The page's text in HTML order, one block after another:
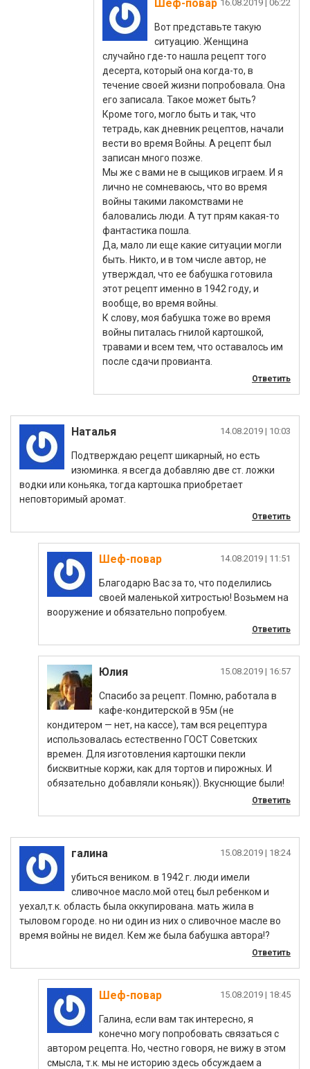
Шеф-повар
Вот представьте такую
ситуацию. Женщина
случайно где-то нашла рецепт того
десерта, который она когда-то, в
течение своей жизни попробовала. Она
его записала. Такое может быть?
Кроме того, могло быть и так, что
тетрадь, как дневник рецептов, начали
вести во время Войны. А рецепт был
записан много позже.
Мы же с вами не в сыщиков играем. И я
лично не сомневаюсь, что во время
войны такими лакомствами не
баловались люди. А тут прям какая-то
фантастика пошла.
Да, мало ли еще какие ситуации могли
быть. Никто, и в том числе автор, не
утверждал, что ее бабушка готовила
этот рецепт именно в 1942 году, и
вообще, во время войны.
К слову, моя бабушка тоже во время
войны питалась гнилой картошкой,
травами и всем тем, что оставалось им
после сдачи провианта.
Ответить
Наталья |
Подтверждаю рецепт шикарный, но есть
изюминка. я всегда добавляю две ст. ложки
водки или коньяка, тогда картошка приобретает
неповторимый аромат.
Ответить
Шеф-повар |
Благодарю Вас за то, что поделились
своей маленькой хитростью! Возьмем на
вооружение и обязательно попробуем.
Ответить
Юлия |
Спасибо за рецепт. Помню, работала в
кафе-кондитерской в 95м (не
кондитером — нет, на кассе), там вся рецептура
использовалась естественно ГОСТ Советских
времен. Для изготовления картошки пекли
бисквитные коржи, как для тортов и пирожных. И
обязательно добавляли коньяк)). Вкуснющие были!
Ответить
галина |
убиться веником. в 1942 г. люди имели
сливочное масло.мой отец был ребенком и
уехал,т.к. область была оккупирована. мать жила в
тыловом городе. но ни один из них о сливочное масле во
время войны не видел. Кем же была бабушка автора!?
Ответить
Шеф-повар |
Галина, если вам так интересно, я
конечно могу попробовать связаться с
автором рецепта. Но, честно говоря, не вижу в этом
смысла, т.к. мы не историю здесь обсуждаем а